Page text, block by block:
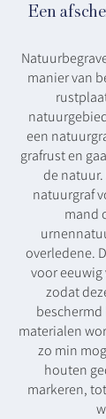
Een
manier van
een
grafrust en
de
natuurgraf
mand
overledene.
voor
zodat
materialen
zo min
houten
markeren,